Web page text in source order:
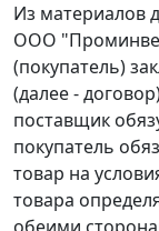
Из материалов
ООО
(покупатель)
(далее -
поставщик
покупатель
товар на
товара